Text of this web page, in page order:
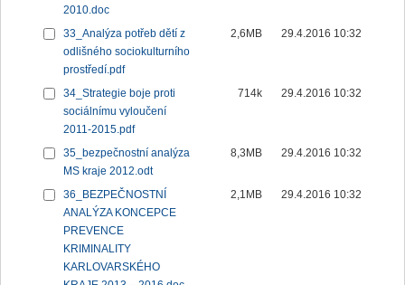
2010.doc
33_Analýza potřeb dětí z
odlišného sociokulturního
prostředí.pdf
2,6MB 29.4.2016 10:32
34_Strategie boje proti
sociálnímu vyloučení
2011-2015.pdf
714k 29.4.2016 10:32
35_bezpečnostní analýza
MS kraje 2012.odt
8,3MB 29.4.2016 10:32
36_BEZPEČNOSTNÍ
ANALÝZA KONCEPCE
PREVENCE
KRIMINALITY
KARLOVARSKÉHO
2,1MB 29.4.2016 10:32